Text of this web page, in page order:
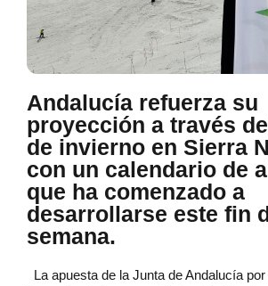
Andalucía refuerza su
proyección a través
de invierno en Sierra
con un calendario de
que ha comenzado a
desarrollarse este fin
semana.
La apuesta de la Junta de Andalucía